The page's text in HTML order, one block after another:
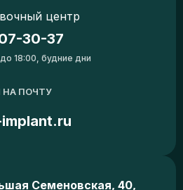
центр
30-37
18:00, будние дни
ПОЧТУ
Семеновская, 40,